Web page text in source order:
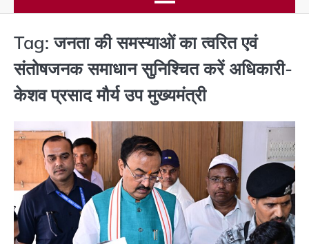
Tag:जनता की समस्याओं का त्वरित एवं
संतोषजनक समाधान सुनिश्चित करें अधिकारी-
केशव प्रसाद मौर्य उप मुख्यमंत्री